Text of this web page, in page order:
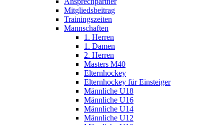
Mitgliedsbeitrag
Trainingszeiten
Mannschaften
1. Herren
1. Damen
2. Herren
Masters M40
Elternhockey
Elternhockey für Einsteiger
Männliche U18
Männliche U16
Männliche U14
Männliche U12